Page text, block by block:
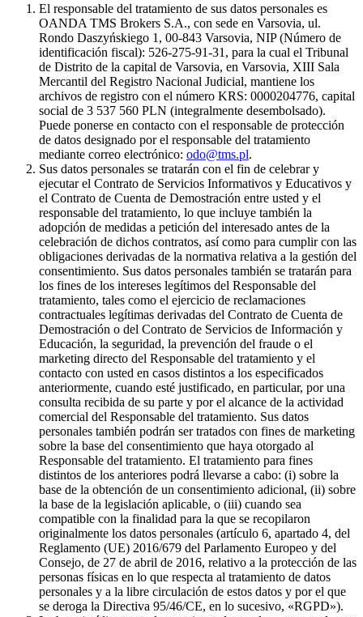
El responsable del tratamiento de sus datos personales es
OANDA TMS Brokers S.A., con sede en Varsovia, ul.
Rondo Daszyńskiego 1, 00-843 Varsovia, NIP (Número de
identificación fiscal): 526-275-91-31, para la cual el Tribunal
de Distrito de la capital de Varsovia, en Varsovia, XIII Sala
Mercantil del Registro Nacional Judicial, mantiene los
archivos de registro con el número KRS: 0000204776, capital
social de 3 537 560 PLN (integralmente desembolsado).
Puede ponerse en contacto con el responsable de protección
de datos designado por el responsable del tratamiento
mediante correo electrónico: odo@tms.pl.
Sus datos personales se tratarán con el fin de celebrar y
ejecutar el Contrato de Servicios Informativos y Educativos y
el Contrato de Cuenta de Demostración entre usted y el
responsable del tratamiento, lo que incluye también la
adopción de medidas a petición del interesado antes de la
celebración de dichos contratos, así como para cumplir con las
obligaciones derivadas de la normativa relativa a la gestión del
consentimiento. Sus datos personales también se tratarán para
los fines de los intereses legítimos del Responsable del
tratamiento, tales como el ejercicio de reclamaciones
contractuales legítimas derivadas del Contrato de Cuenta de
Demostración o del Contrato de Servicios de Información y
Educación, la seguridad, la prevención del fraude o el
marketing directo del Responsable del tratamiento y el
contacto con usted en casos distintos a los especificados
anteriormente, cuando esté justificado, en particular, por una
consulta recibida de su parte y por el alcance de la actividad
comercial del Responsable del tratamiento. Sus datos
personales también podrán ser tratados con fines de marketing
sobre la base del consentimiento que haya otorgado al
Responsable del tratamiento. El tratamiento para fines
distintos de los anteriores podrá llevarse a cabo: (i) sobre la
base de la obtención de un consentimiento adicional, (ii) sobre
la base de la legislación aplicable, o (iii) cuando sea
compatible con la finalidad para la que se recopilaron
originalmente los datos personales (artículo 6, apartado 4, del
Reglamento (UE) 2016/679 del Parlamento Europeo y del
Consejo, de 27 de abril de 2016, relativo a la protección de las
personas físicas en lo que respecta al tratamiento de datos
personales y a la libre circulación de estos datos y por el que
se deroga la Directiva 95/46/CE, en lo sucesivo, «RGPD»).